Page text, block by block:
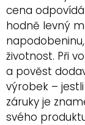
cena
hodně levný
životnost. Při
a pověst
výrobek –
záruky je
svého